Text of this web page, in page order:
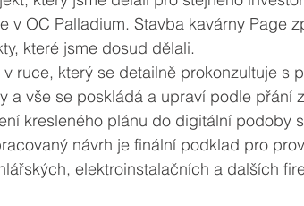
v OC Palladium. Stavba kavárny Page
které jsme dosud dělali.
ruce, který se detailně prokonzultuje s
a vše se poskládá a upraví podle přání
kresleného plánu do digitální podoby
návrh je finální podklad pro
elektroinstalačních a dalších